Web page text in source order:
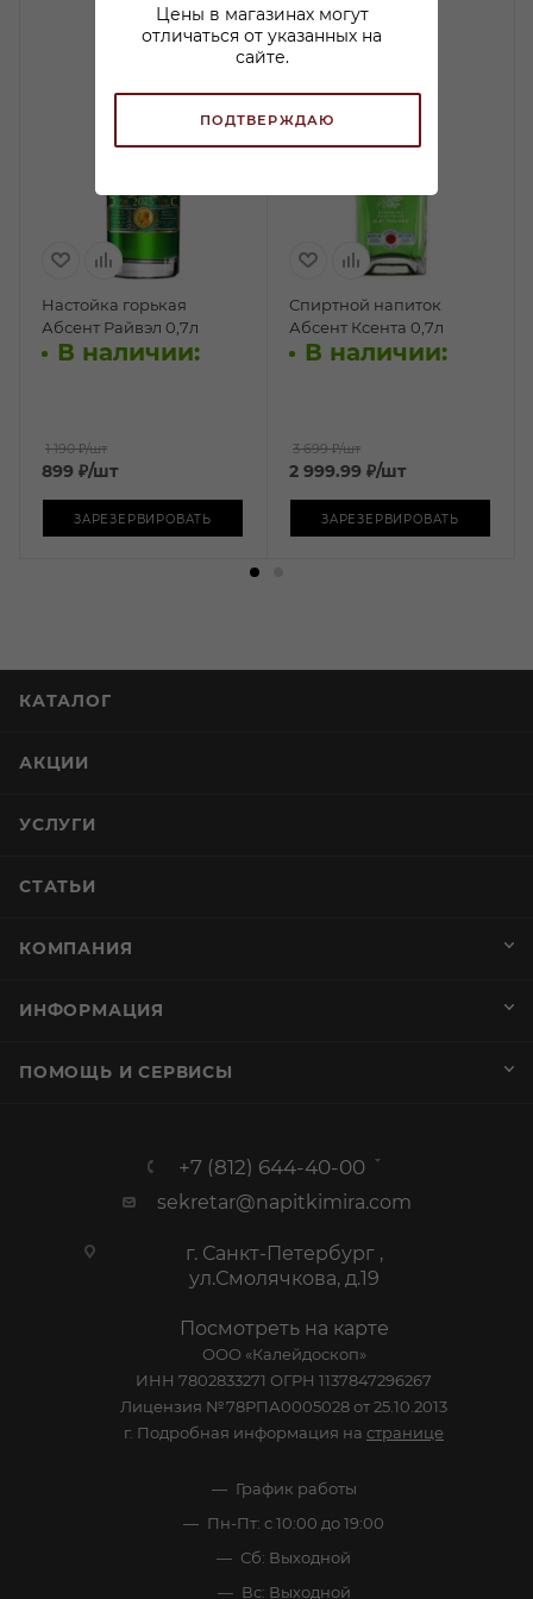
Цены в магазинах могут
отличаться от указанных на
сайте.
ПОДТВЕРЖДАЮ
Настойка горькая
Абсент Райвэл 0,7л
В наличии:
1 190 ₽/шт
899 ₽/шт
ЗАРЕЗЕРВИРОВАТЬ
Спиртной напиток
Абсент Ксента 0,7л
В наличии:
3 699 ₽/шт
2 999.99 ₽/шт
ЗАРЕЗЕРВИРОВАТЬ
КАТАЛОГ
АКЦИИ
УСЛУГИ
СТАТЬИ
КОМПАНИЯ
ИНФОРМАЦИЯ
ПОМОЩЬ И СЕРВИСЫ
+7 (812) 644-40-00
sekretar@napitkimira.com
г. Санкт-Петербург ,
ул.Смолячкова, д.19
Посмотреть на карте
ООО «Калейдоскоп»
ИНН 7802833271 ОГРН 1137847296267
Лицензия №78РПА0005028 от 25.10.2013
г. Подробная информация на странице
График работы
Пн-Пт: с 10:00 до 19:00
Сб: Выходной
Вс: Выходной